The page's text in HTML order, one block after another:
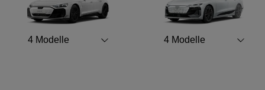
Audi kaufen
Service & Reparatur
Mehr erfahren
4 Modelle 4 Modelle